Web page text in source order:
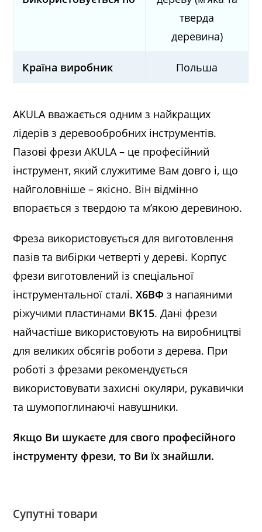
тверда
деревина)
Країна виробник Польша
AKULA вважається одним з найкращих
лідерів з деревообробних інструментів.
Пазові фрези AKULA – це професійний
інструмент, який служитиме Вам довго і, що
найголовніше – якісно. Він відмінно
впорається з твердою та м’якою деревиною.
Фреза використовується для виготовлення
пазів та вибірки четверті у дереві. Корпус
фрези виготовлений із спеціальної
інструментальної сталі.Х6ВФ з напаяними
ріжучими пластинами ВК15. Дані фрези
найчастіше використовують на виробництві
для великих обсягів роботи з дерева. При
роботі з фрезами рекомендується
використовувати захисні окуляри, рукавички
та шумопоглинаючі навушники.
Якщо Ви шукаєте для свого професійного
інструменту фрези, то Ви їх знайшли.
Супутні товари